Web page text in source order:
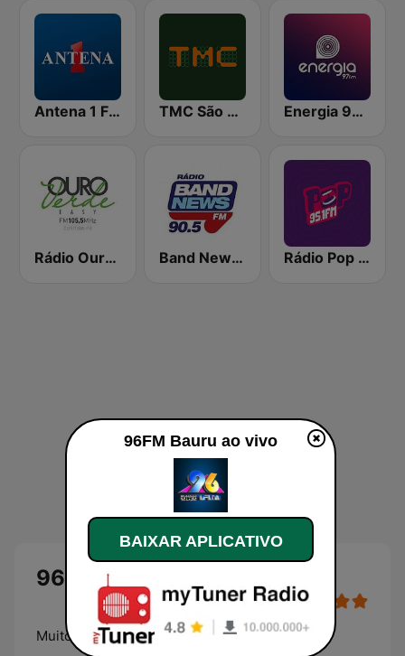
Antena 1 FM TMC São Paulo Energia 97 FM
Rádio Ouro Verde FM Easy 105.5 Band News FM - 90.5 Brasília Rádio Pop 95.1 FM
96FM Bauru
Muito Mais Rádio
96FM Bauru ao vivo
BAIXAR APLICATIVO